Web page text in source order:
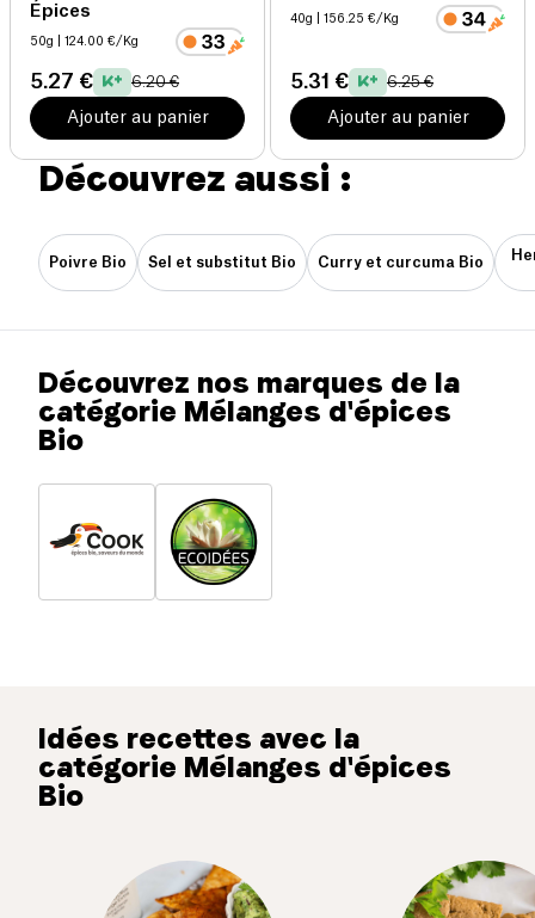
Épices
50g | 124.00 €/Kg
5.27 € 6.20 €
Ajouter au panier
40g | 156.25 €/Kg
5.31 € 6.25 €
Ajouter au panier
Découvrez aussi :
Poivre Bio Sel et substitut Bio Curry et curcuma Bio
Découvrez nos marques de la
catégorie Mélanges d'épices
Bio
Idées recettes avec la
catégorie Mélanges d'épices
Bio